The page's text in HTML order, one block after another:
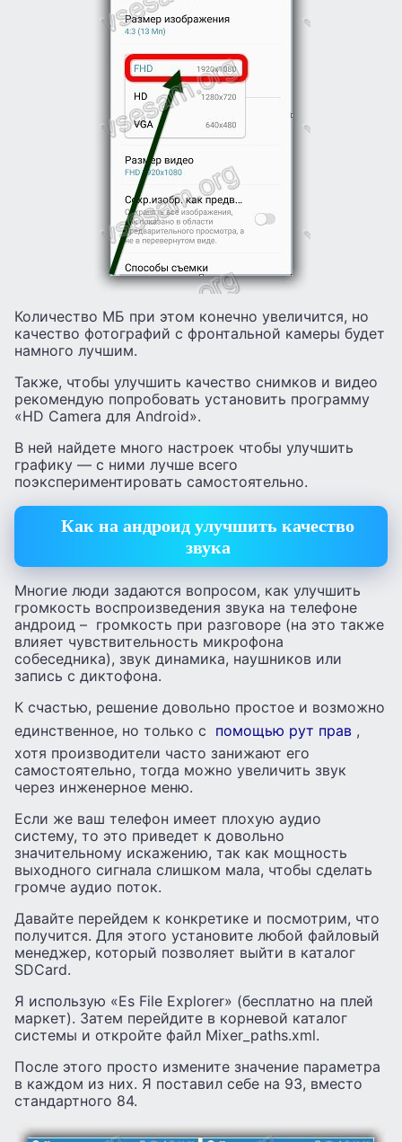
Количество МБ при этом конечно увеличится, но
качество фотографий с фронтальной камеры будет
намного лучшим.
Также, чтобы улучшить качество снимков и видео
рекомендую попробовать установить программу
«HD Camera для Android».
В ней найдете много настроек чтобы улучшить
графику — с ними лучше всего
поэкспериментировать самостоятельно.
Как на андроид улучшить качество
звука
Многие люди задаются вопросом, как улучшить
громкость воспроизведения звука на телефоне
андроид – громкость при разговоре (на это также
влияет чувствительность микрофона
собеседника), звук динамика, наушников или
запись с диктофона.
К счастью, решение довольно простое и возможно
единственное, но только с помощью рут прав ,
хотя производители часто занижают его
самостоятельно, тогда можно увеличить звук
через инженерное меню.
Если же ваш телефон имеет плохую аудио
систему, то это приведет к довольно
значительному искажению, так как мощность
выходного сигнала слишком мала, чтобы сделать
громче аудио поток.
Давайте перейдем к конкретике и посмотрим, что
получится. Для этого установите любой файловый
менеджер, который позволяет выйти в каталог
SDCard.
Я использую «Es File Explorer» (бесплатно на плей
маркет). Затем перейдите в корневой каталог
системы и откройте файл Mixer_paths.xml.
После этого просто измените значение параметра
в каждом из них. Я поставил себе на 93, вместо
стандартного 84.